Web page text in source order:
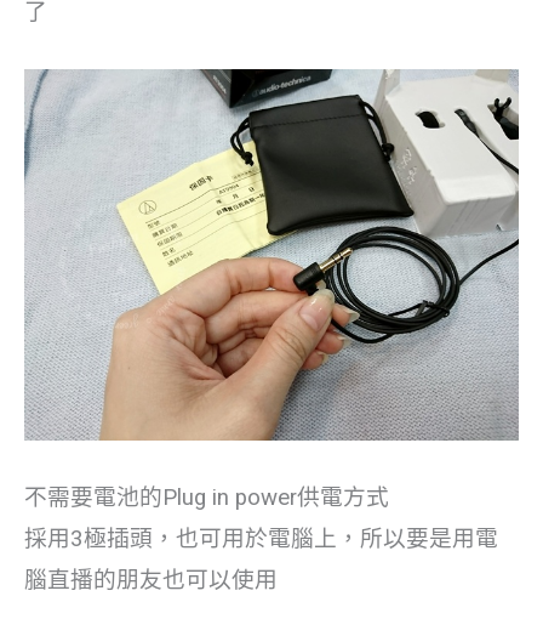
了
不需要電池的Plug in power供電方式
採用3極插頭，也可用於電腦上，所以要是用電
腦直播的朋友也可以使用